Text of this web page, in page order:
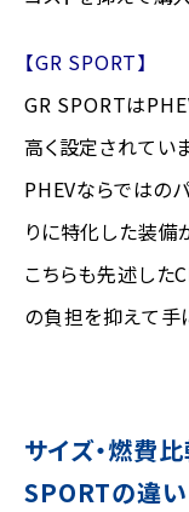
【GR SPORT】
GR SPORTは
高く設定されてい
PHEVならではの
りに特化した装備
こちらも先述した
の負担を抑えて手
サイズ・燃費
SPORTの違い